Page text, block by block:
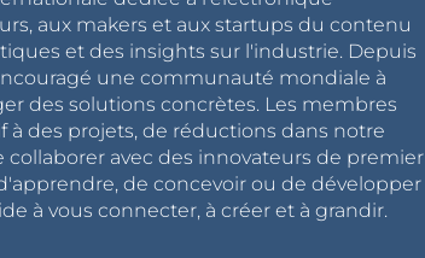
aux makers et aux startups du contenu
et des insights sur l'industrie. Depuis
une communauté mondiale à
des solutions concrètes. Les membres
à des projets, de réductions dans notre
avec des innovateurs de premier
de concevoir ou de développer
à vous connecter, à créer et à grandir.